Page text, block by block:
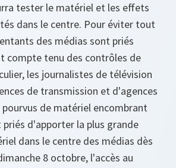
tester le matériel et les effets
dans le centre. Pour éviter tout
des médias sont priés
compte tenu des contrôles de
les journalistes de télévision
de transmission et d'agences
de matériel encombrant
d'apporter la plus grande
dans le centre des médias dès
8 octobre, l'accès au